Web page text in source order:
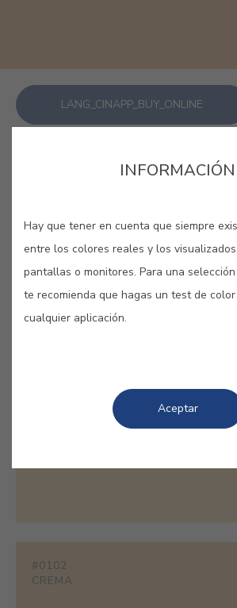
LANG_CINAPP_BUY_ONLINE
COLORES RELACIONADOS
Si buscas una sensación cálida y
diferentes tonalidades,
#0102
CREMA
INFORMACIÓN
Hay que tener en cuenta que siempre
entre los colores reales y los
pantallas o monitores. Para una selección
te recomienda que hagas un test de
cualquier aplicación.
Aceptar